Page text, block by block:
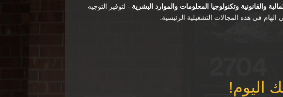
والقانونية وتكنولوجيا المعلومات والموارد البشرية - لتوفير التوجيه
الهام في هذه المجالات التشغيلية الرئيسية.
اليوم!